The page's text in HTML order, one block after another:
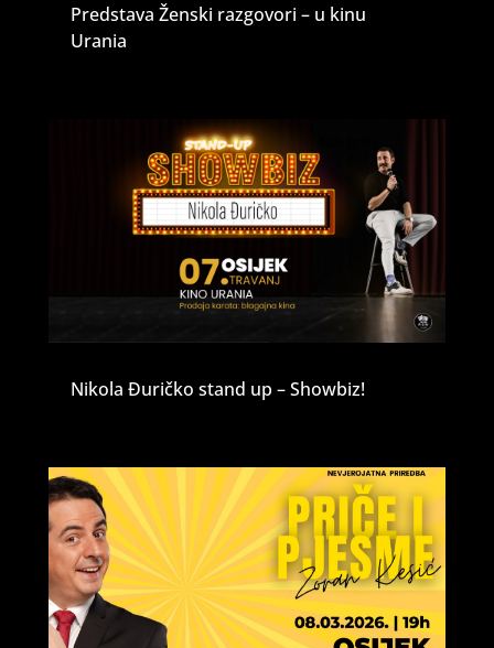
Predstava Ženski razgovori – u kinu
Urania
Nikola Đuričko stand up – Showbiz!